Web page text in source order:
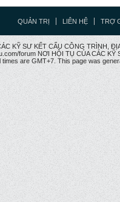
QUẢN TRỊ LIÊN HỆ TRỢ
KỸ SƯ KẾT CẤU CÔNG TRÌNH,
forum NƠI HỘI TỤ CỦA CÁC KỸ
times are GMT+7. This page was